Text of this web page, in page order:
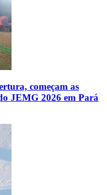
começam as
JEMG 2026 em Pará